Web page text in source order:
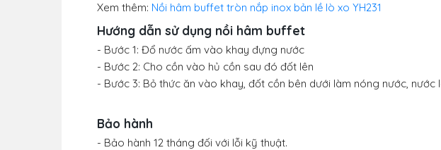
Xem thêm: Nồi hâm buffet tròn nắp inox bản lề lò xo YH231
Hướng dẫn sử dụng nồi hâm buffet
- Bước 1: Đổ nước ấm vào khay đựng nước
- Bước 2: Cho cồn vào hủ cồn sau đó đốt lên
- Bước 3: Bỏ thức ăn vào khay, đốt cồn bên dưới làm nóng nước, nước
Bảo hành
- Bảo hành 12 tháng đối với lỗi kỹ thuật.